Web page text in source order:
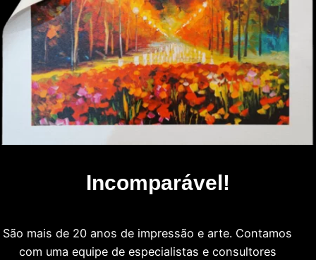
Incomparável!
São mais de 20 anos de impressão e arte. Contamos
com uma equipe de especialistas e consultores